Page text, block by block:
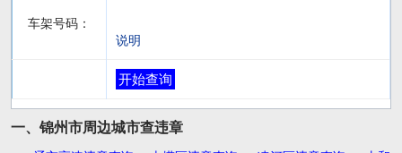
车架号码：
说明
开始查询
一、锦州市周边城市查违章